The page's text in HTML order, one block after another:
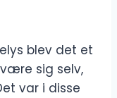
blev det et
sig selv,
var i disse